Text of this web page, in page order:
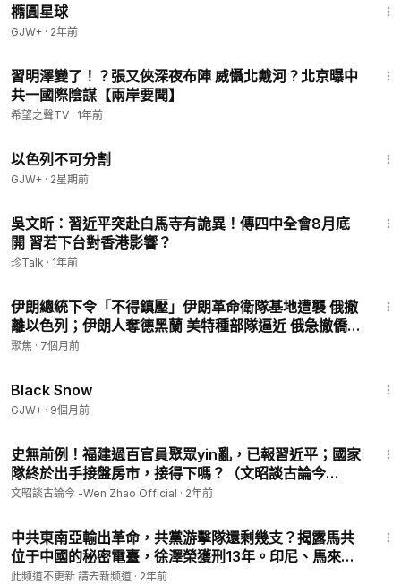
橢圓星球
GJW+ · 2年前
習明澤變了！？張又俠深夜布陣 威懾北戴河？北京曝中
共一國際陰謀【兩岸要聞】
希望之聲TV · 1年前
以色列不可分割
GJW+ · 2星期前
吳文昕：習近平突赴白馬寺有詭異！傳四中全會8月底
開 習若下台對香港影響？
珍Talk · 1年前
伊朗總統下令「不得鎮壓」伊朗革命衛隊基地遭襲 俄撤
離以色列；伊朗人奪德黑蘭 美特種部隊逼近 俄急撤僑
【今日綜述】
聚焦 · 7個月前
Black Snow
GJW+ · 9個月前
史無前例！福建過百官員聚眾yin亂，已報習近平；國家
隊終於出手接盤房市，接得下嗎？（文昭談古論今
20240522第1414期）
文昭談古論今 -Wen Zhao Official · 2年前
中共東南亞輸出革命，共黨游擊隊還剩幾支？揭露馬共
位于中國的秘密電臺，徐澤榮獲刑13年。印尼、馬來西
此频道不更新 請去新频道 · 2年前